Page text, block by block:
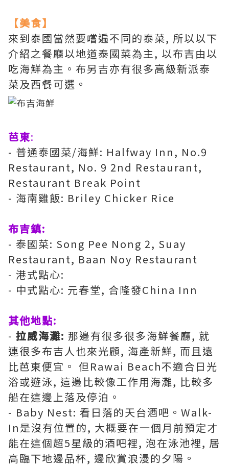
【美食】
來到泰國當然要嚐遍不同的泰菜, 所以以下
介紹之餐廳以地道泰國菜為主, 以布吉由以
吃海鮮為主。布另吉亦有很多高級新派泰
菜及西餐可選。
芭東:
- 普通泰國菜/海鮮: Halfway Inn, No.9
Restaurant, No. 9 2nd Restaurant,
Restaurant Break Point
- 海南雞飯: Briley Chicker Rice
布吉鎮:
- 泰國菜: Song Pee Nong 2, Suay
Restaurant, Baan Noy Restaurant
- 港式點心:
- 中式點心: 元春堂, 合隆發China Inn
其他地點:
- 拉威海灘: 那邊有很多很多海鮮餐廳, 就
連很多布吉人也來光顧, 海產新鮮, 而且遠
比芭東便宜。 但Rawai Beach不適合日光
浴或遊泳, 這邊比較像工作用海灘, 比較多
船在這邊上落及停泊。
- Baby Nest: 看日落的天台酒吧。Walk-
In是沒有位置的, 大概要在一個月前預定才
能在這個超5星級的酒吧裡, 泡在泳池裡, 居
高臨下地邊品杯, 邊欣賞浪漫的夕陽。